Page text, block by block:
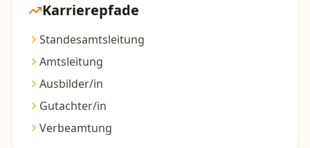
Karrierepfade
Standesamtsleitung
Amtsleitung
Ausbilder/in
Gutachter/in
Verbeamtung